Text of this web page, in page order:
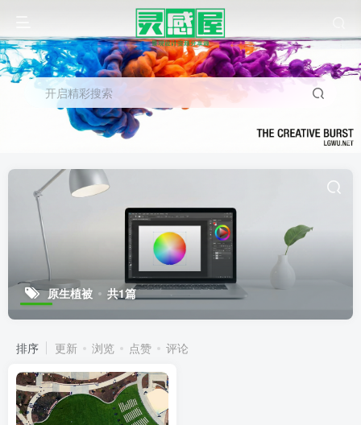
开启精彩搜索
原生植被 共1篇
排序 更新 浏览 点赞 评论